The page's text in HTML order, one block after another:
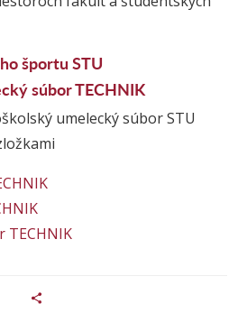
športu STU
súbor TECHNIK
umelecký súbor STU
TECHNIK